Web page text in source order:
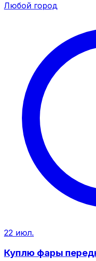
Любой город
22 июл.
Куплю фары